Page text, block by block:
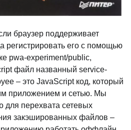
браузер поддерживает
регистрировать его с помощью
pwa-experiment/public,
файл названный service-
– это JavaScript код, который
приложением и сетью. Мы
для перехвата сетевых
закэшированных файлов –